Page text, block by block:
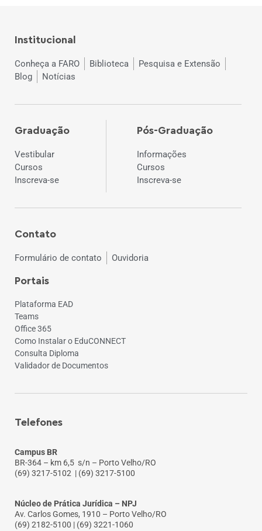
Institucional
Conheça a FARO Biblioteca
Pesquisa e Extensão
Blog
Notícias
Graduação
Vestibular
Cursos
Inscreva-se
Pós-Graduação
Informações
Cursos
Inscreva-se
Contato
Formulário de contato Ouvidoria
Portais
Plataforma EAD
Teams
Office 365
Como Instalar o EduCONNECT
Consulta Diploma
Validador de Documentos
Telefones
Campus BR
BR-364 – km 6,5 s/n – Porto Velho/RO
(69) 3217-5102 | (69) 3217-5100
Núcleo de Prática Jurídica – NPJ
Av. Carlos Gomes, 1910 – Porto Velho/RO
(69) 2182-5100 | (69) 3221-1060